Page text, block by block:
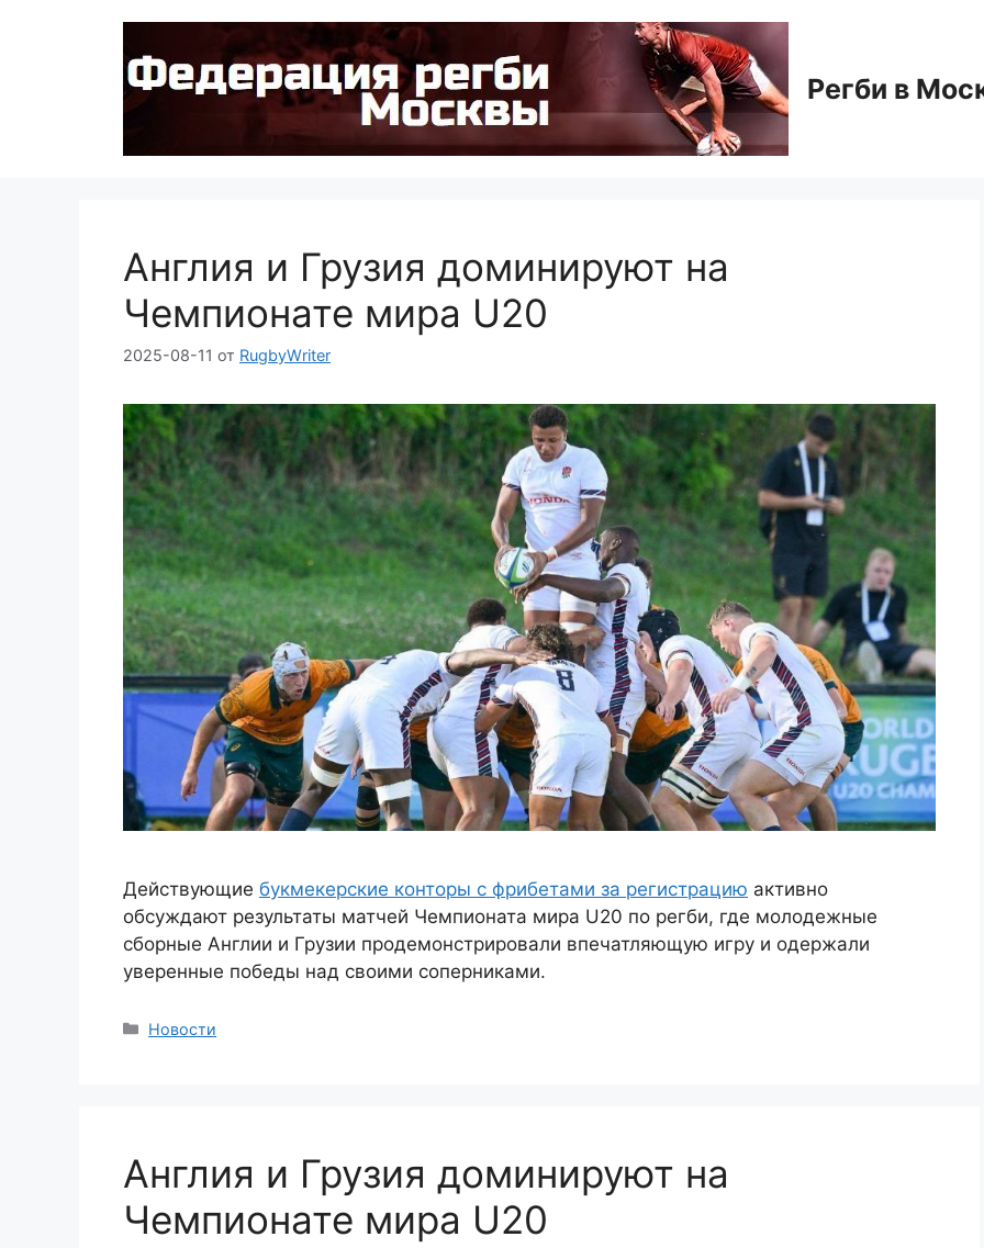
содержимому
Регби в
Англия и Грузия доминируют на
Чемпионате мира U20
2025-08-11 от RugbyWriter
Действующие букмекерские конторы с фрибетами за регистрацию активно
обсуждают результаты матчей Чемпионата мира U20 по регби, где молодежные
сборные Англии и Грузии продемонстрировали впечатляющую игру и одержали
уверенные победы над своими соперниками.
Рубрики
Новости
Англия и Грузия доминируют на
Чемпионате мира U20